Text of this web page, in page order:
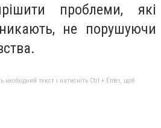
проблеми, які
не порушуючи
текст і натисніть Ctrl + Enter, щоб